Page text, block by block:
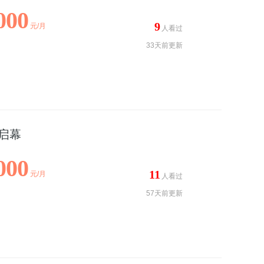
9 人看过
33天前更新
元/月
幕
11 人看过
57天前更新
元/月